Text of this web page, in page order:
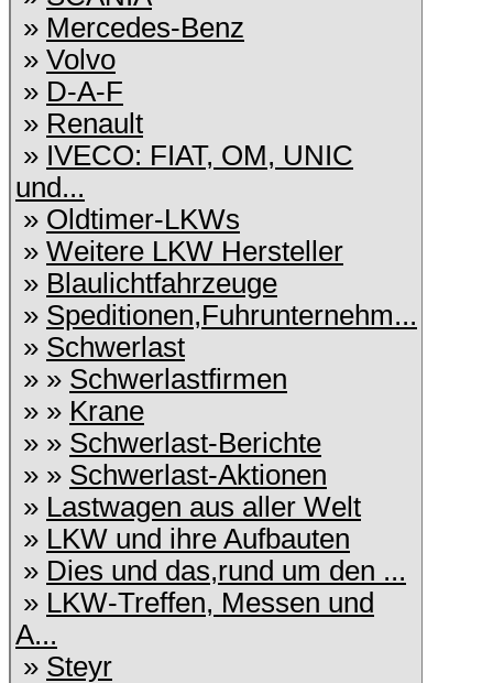
» Mercedes-Benz
» Volvo
» D-A-F
» Renault
» IVECO: FIAT, OM, UNIC
und...
» Oldtimer-LKWs
» Weitere LKW Hersteller
» Blaulichtfahrzeuge
» Speditionen,Fuhrunternehm...
» Schwerlast
» » Schwerlastfirmen
» » Krane
» » Schwerlast-Berichte
» » Schwerlast-Aktionen
» Lastwagen aus aller Welt
» LKW und ihre Aufbauten
» Dies und das,rund um den ...
» LKW-Treffen, Messen und
A...
» Steyr